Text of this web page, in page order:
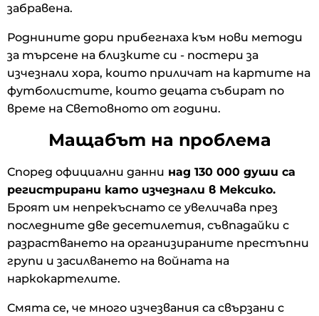
забравена.
Роднините дори прибегнаха към нови методи
за търсене на близките си - постери за
изчезнали хора, които приличат на картите на
футболистите, които децата събират по
време на Световното от години.
Мащабът на проблема
Според официални данни над 130 000 души са
регистрирани като изчезнали в Мексико.
Броят им непрекъснато се увеличава през
последните две десетилетия, съвпадайки с
разрастването на организираните престъпни
групи и засилването на войната на
наркокартелите.
Смята се, че много изчезвания са свързани с